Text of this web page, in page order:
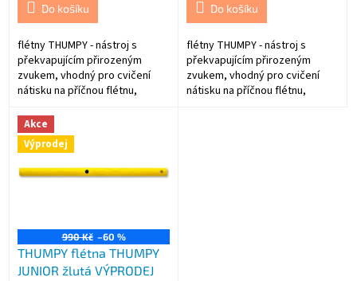
Do košíku
flétny THUMPY - nástroj s
překvapujícím přirozeným
zvukem, vhodný pro cvičení
nátisku na příčnou flétnu,
Do košíku
flétny THUMPY - nástroj s
překvapujícím přirozeným
zvukem, vhodný pro cvičení
nátisku na příčnou flétnu,
Akce
Výprodej
990 Kč –60 %
THUMPY flétna THUMPY
JUNIOR žlutá VÝPRODEJ